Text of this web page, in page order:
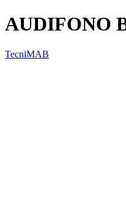
AUDIFONO
TecniMAB